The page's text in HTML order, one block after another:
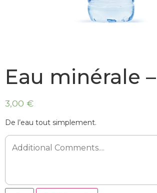
Eau minérale
3,00 €
De l’eau tout simplement.